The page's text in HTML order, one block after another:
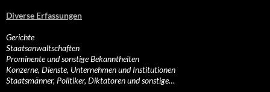
Diverse Erfassungen
Gerichte
Staatsanwaltschaften
Prominente und sonstige Bekanntheiten
Konzerne, Dienste, Unternehmen und Institutionen
Staatsmänner, Politiker, Diktatoren und sonstige…